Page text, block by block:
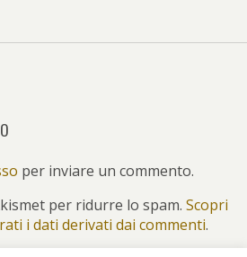
per inviare un commento.
per ridurre lo spam. Scopri
i dati derivati dai commenti.